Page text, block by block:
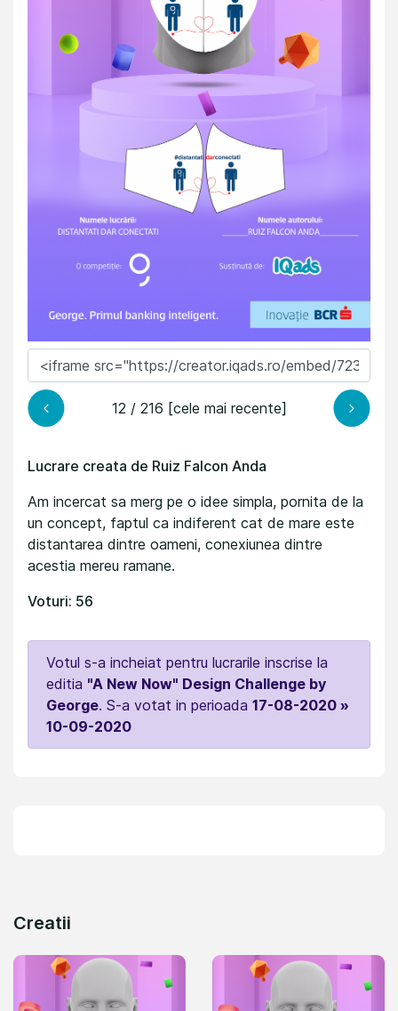
12 / 216 [cele mai recente]
Lucrare creata de Ruiz Falcon Anda
Am incercat sa merg pe o idee simpla, pornita de la
un concept, faptul ca indiferent cat de mare este
distantarea dintre oameni, conexiunea dintre
acestia mereu ramane.
Voturi: 56
Votul s-a incheiat pentru lucrarile inscrise la
editia "A New Now" Design Challenge by
George. S-a votat in perioada 17-08-2020 »
10-09-2020
Creatii